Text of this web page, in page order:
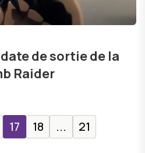
de sortie de la
Raider
17 18 ... 21